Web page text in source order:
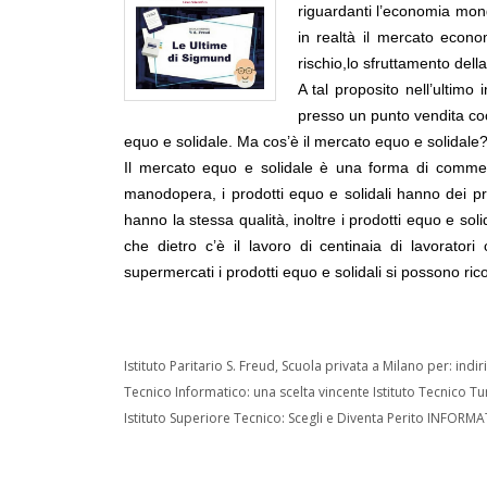
riguardanti l’economia
in realtà il mercato
rischio,lo sfruttamento
A tal proposito nell’ultimo
presso un punto vendita
equo e solidale. Ma cos’è il mercato equo e solidale?
Il mercato equo e solidale è una forma di
manodopera, i prodotti equo e solidali hanno dei
hanno la stessa qualità, inoltre i prodotti equo e
che dietro c’è il lavoro di centinaia di
supermercati i prodotti equo e solidali si possono
Istituto Paritario S. Freud, Scuola privata a Milano per:
Tecnico Informatico: una scelta vincente Istituto Tecnico
Istituto Superiore Tecnico: Scegli e Diventa Perito